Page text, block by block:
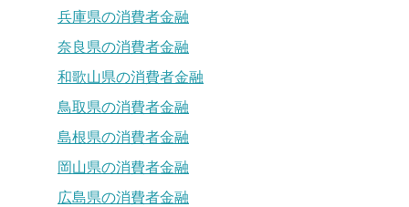
兵庫県の消費者金融
奈良県の消費者金融
和歌山県の消費者金融
鳥取県の消費者金融
島根県の消費者金融
岡山県の消費者金融
広島県の消費者金融